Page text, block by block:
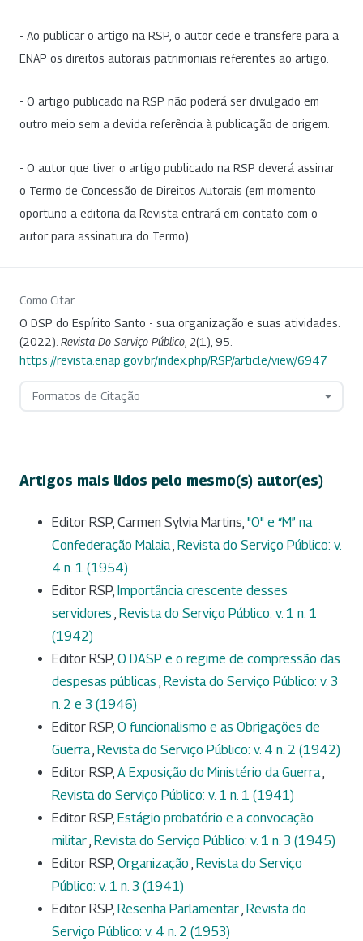
- Ao publicar o artigo na RSP, o autor cede e transfere para a
ENAP os direitos autorais patrimoniais referentes ao artigo.
- O artigo publicado na RSP não poderá ser divulgado em
outro meio sem a devida referência à publicação de origem.
- O autor que tiver o artigo publicado na RSP deverá assinar
o Termo de Concessão de Direitos Autorais (em momento
oportuno a editoria da Revista entrará em contato com o
autor para assinatura do Termo).
Como Citar
O DSP do Espírito Santo - sua organização e suas atividades.
(2022). Revista Do Serviço Público 2(1), 95.
https://revista.enap.gov.br/index.php/RSP/article/view/6947
Formatos de Citação
Artigos mais lidos pelo mesmo(s) autor(es)
Editor RSP, Carmen Sylvia Martins, "O" e “M” na
Confederação Malaia Revista do Serviço Público: v.
4 n. 1 (1954)
Editor RSP, Importância crescente desses
servidores Revista do Serviço Público: v. 1 n. 1
(1942)
Editor RSP, O DASP e o regime de compressão das
despesas públicas Revista do Serviço Público: v. 3
n. 2 e 3 (1946)
Editor RSP, O funcionalismo e as Obrigações de
Guerra Revista do Serviço Público: v. 4 n. 2 (1942)
Editor RSP, A Exposição do Ministério da Guerra
Revista do Serviço Público: v. 1 n. 1 (1941)
Editor RSP, Estágio probatório e a convocação
militar Revista do Serviço Público: v. 1 n. 3 (1945)
Editor RSP, Organização Revista do Serviço
Público: v. 1 n. 3 (1941)
Editor RSP, Resenha Parlamentar Revista do
Serviço Público: v. 4 n. 2 (1953)